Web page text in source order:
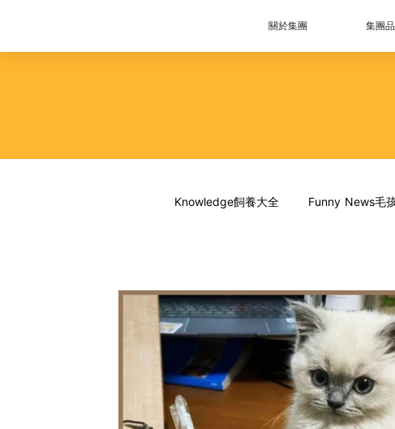
關於集團 集團
Knowledge飼養大全 Funny News毛